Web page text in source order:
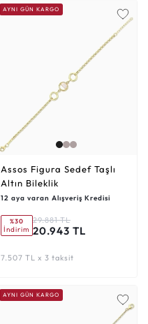
AYNI GÜN KARGO
Assos Figura Sedef Taşlı
Altın Bileklik
12 aya varan Alışveriş Kredisi
%30
İndirim
29.881 TL
20.943 TL
7.507 TL x 3 taksit
AYNI GÜN KARGO